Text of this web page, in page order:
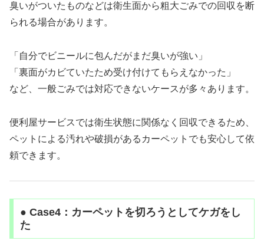
臭いがついたものなどは衛生面から粗大ごみでの回収を断
られる場合があります。
「自分でビニールに包んだがまだ臭いが強い」
「裏面がカビていたため受け付けてもらえなかった」
など、一般ごみでは対応できないケースが多々あります。
便利屋サービスでは衛生状態に関係なく回収できるため、
ペットによる汚れや破損があるカーペットでも安心して依
頼できます。
● Case4：カーペットを切ろうとしてケガをし
た